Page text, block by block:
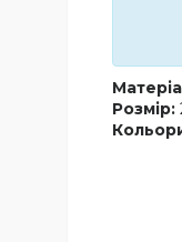
Розмір: